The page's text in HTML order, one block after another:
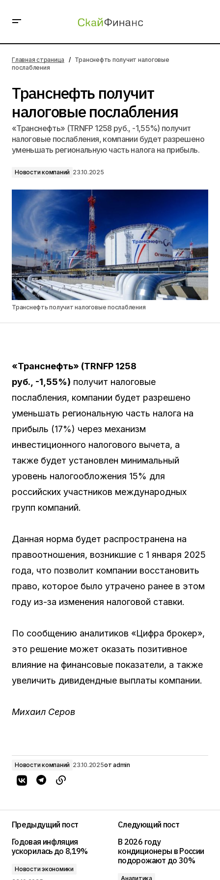
Главная страница
Транснефть получит налоговые
послабления
Транснефть получит
налоговые послабления
«Транснефть» (TRNFP 1258 руб., -1,55%) получит
налоговые послабления, компании будет разрешено
уменьшать региональную часть налога на прибыль.
Новости компаний 23.10.2025
Транснефть получит налоговые послабления
«Транснефть» (TRNFP 1258
руб., -1,55%) получит налоговые
послабления, компании будет разрешено
уменьшать региональную часть налога на
прибыль (17%) через механизм
инвестиционного налогового вычета, а
также будет установлен минимальный
уровень налогообложения 15% для
российских участников международных
групп компаний.
Данная норма будет распространена на
правоотношения, возникшие с 1 января 2025
года, что позволит компании восстановить
право, которое было утрачено ранее в этом
году из-за изменения налоговой ставки.
По сообщению аналитиков «Цифра брокер»,
это решение может оказать позитивное
влияние на финансовые показатели, а также
увеличить дивидендные выплаты компании.
Михаил Серов
Новости компаний 23.10.2025от admin
Предыдущий пост
Годовая инфляция
ускорилась до 8,19%
Новости экономики
Следующий пост
В 2026 году
кондиционеры в России
подорожают до 30%
Аналитика